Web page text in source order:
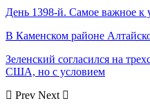
День 1398-й. Самое важное к
В Каменском районе
Зеленский согласился на
США, но с условием
Prev Next